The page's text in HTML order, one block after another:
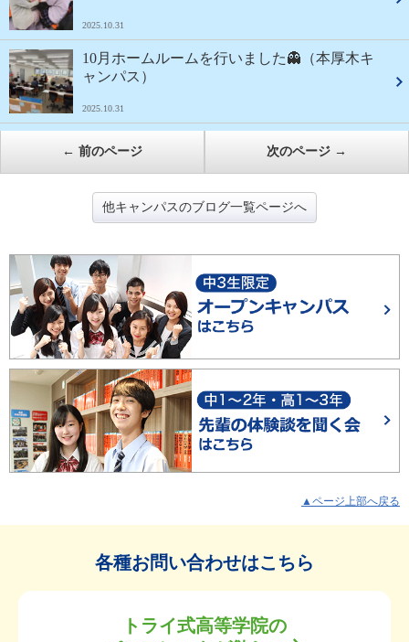
2025.10.31
10月ホームルームを行いました👻（本厚木キ
ャンパス）
2025.10.31
← 前のページ 次のページ →
他キャンパスのブログ一覧ページへ
▲ページ上部へ戻る
各種お問い合わせはこちら
トライ式高等学院の